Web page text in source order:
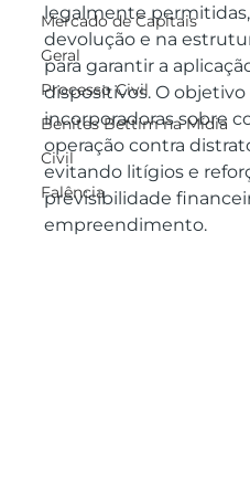
Mercado de Capitais
Geral
Processo Civil
Benites Bettim na Mídia
Civil
Falência
legalmente
devolução e na
para garantir a
dispositivos. O
incorporadoras sobre
operação contra
evitando litígios e
previsibilidade
empreendimento.